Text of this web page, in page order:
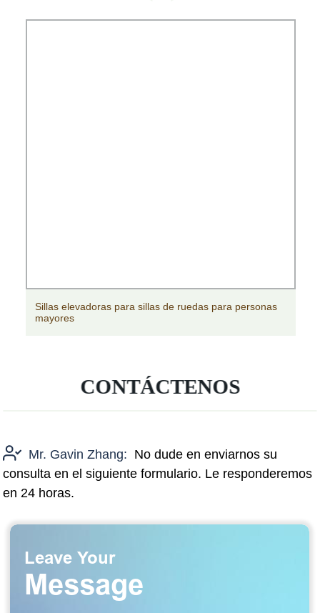
Sillas elevadoras para sillas de ruedas para personas
mayores
CONTÁCTENOS
Mr. Gavin Zhang: No dude en enviarnos su
consulta en el siguiente formulario. Le responderemos
en 24 horas.